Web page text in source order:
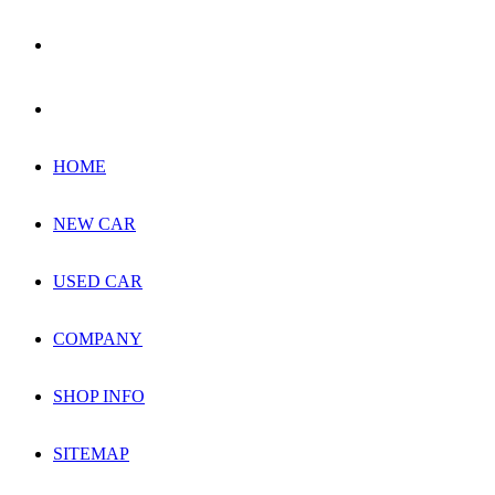
HOME
NEW CAR
USED CAR
COMPANY
SHOP INFO
SITEMAP